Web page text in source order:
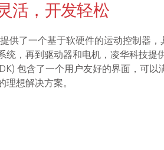
活，开发轻松
供了一个基于软硬件的运动控制器
统，再到驱动器和电机，凌华科技提
包含了一个用户友好的界面，可
理想解决方案。